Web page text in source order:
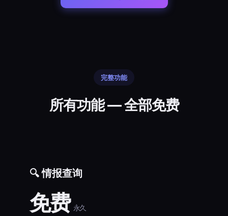
完整功能
所有功能 — 全部免费
🔍 情报查询
免费 永久